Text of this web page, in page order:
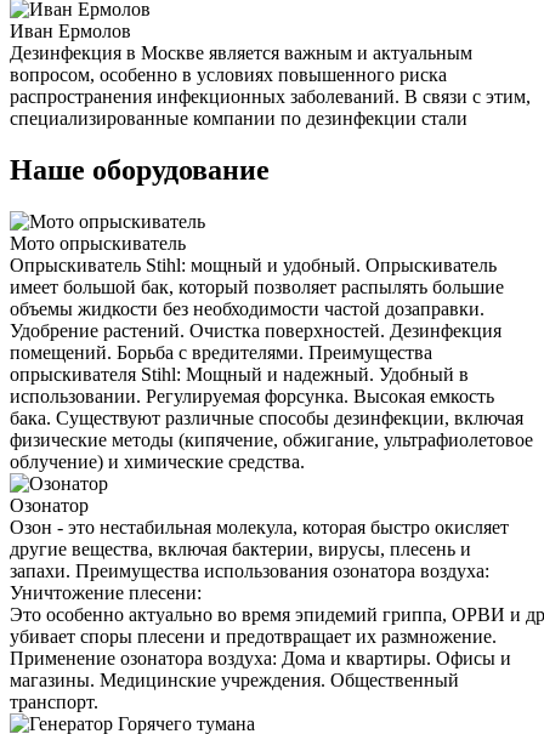
Иван Ермолов
Дезинфекция в Москве является важным и актуальным
вопросом, особенно в условиях повышенного риска
распространения инфекционных заболеваний. В связи с этим,
специализированные компании по дезинфекции стали
Наше оборудование
Мото опрыскиватель
Опрыскиватель Stihl: мощный и удобный. Опрыскиватель
имеет большой бак, который позволяет распылять большие
объемы жидкости без необходимости частой дозаправки.
Удобрение растений. Очистка поверхностей. Дезинфекция
помещений. Борьба с вредителями. Преимущества
опрыскивателя Stihl: Мощный и надежный. Удобный в
использовании. Регулируемая форсунка. Высокая емкость
бака. Существуют различные способы дезинфекции, включая
физические методы (кипячение, обжигание, ультрафиолетовое
облучение) и химические средства.
Озонатор
Озон - это нестабильная молекула, которая быстро окисляет
другие вещества, включая бактерии, вирусы, плесень и
запахи. Преимущества использования озонатора воздуха:
Уничтожение плесени:
Это особенно актуально во время эпидемий гриппа, ОРВИ и
убивает споры плесени и предотвращает их размножение.
Применение озонатора воздуха: Дома и квартиры. Офисы и
магазины. Медицинские учреждения. Общественный
транспорт.